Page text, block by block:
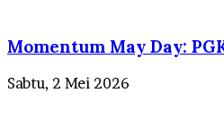
Momentum May Day:
Sabtu, 2 Mei 2026